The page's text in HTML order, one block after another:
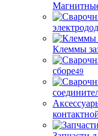
Клеммы
сборе49